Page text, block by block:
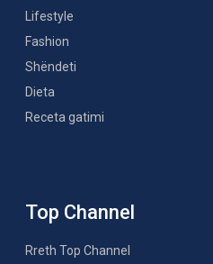
Lifestyle
Fashion
Shëndeti
Dieta
Receta gatimi
Top Channel
Rreth Top Channel